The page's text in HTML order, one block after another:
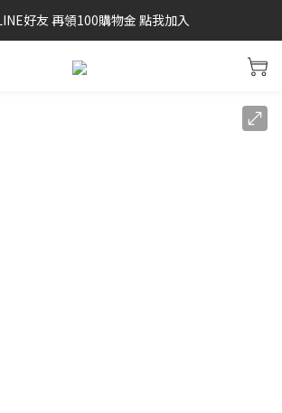
SAYSKY 26'春夏兩件85折
好友 再領100購物金 點我加入
SAYSKY 26'春夏兩件85折